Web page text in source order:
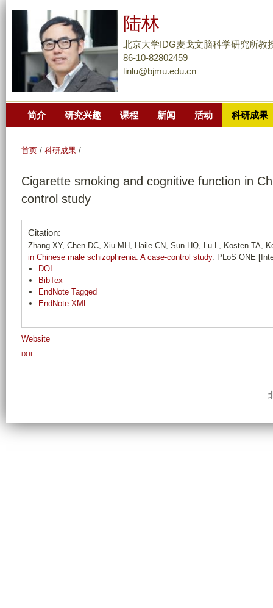
到
主
要
分
陆林
北京大学IDG麦戈文脑科学研究所教
86-10-82802459
linlu@bjmu.edu.cn
简介 研究兴趣 课程 新闻 活动 科研成果
首页 / 科研成果 /
Cigarette smoking and cognitive function in
control study
Citation:
Zhang XY, Chen DC, Xiu MH, Haile CN, Sun HQ, Lu L, Kosten TA,
in Chinese male schizophrenia: A case-control study. PLoS ONE
DOI
BibTex
EndNote Tagged
EndNote XML
Website
DOI